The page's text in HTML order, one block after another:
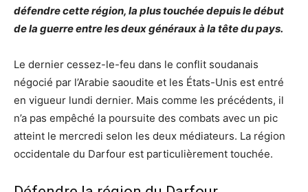
défendre cette région, la plus touchée depuis le début
de la guerre entre les deux généraux à la tête du pays.
Le dernier cessez-le-feu dans le conflit soudanais
négocié par l’Arabie saoudite et les États-Unis est entré
en vigueur lundi dernier. Mais comme les précédents, il
n’a pas empêché la poursuite des combats avec un pic
atteint le mercredi selon les deux médiateurs. La région
occidentale du Darfour est particulièrement touchée.